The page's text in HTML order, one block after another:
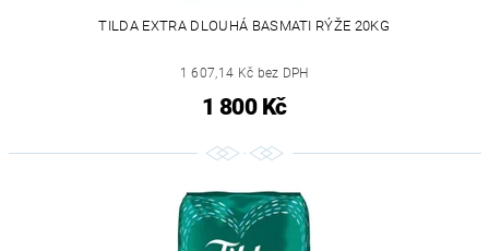
TILDA EXTRA DLOUHÁ BASMATI RÝŽE 20KG
1 607,14 Kč bez DPH
1 800 Kč